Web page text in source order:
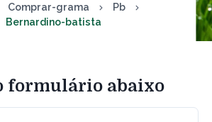
Comprar-grama
Pb
Bernardino-batista
formulário abaixo